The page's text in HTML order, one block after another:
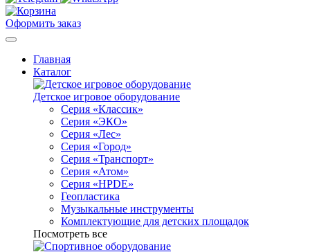
Оформить заказ
Главная
Каталог
Детское игровое оборудование
Серия «Классик»
Серия «ЭКО»
Серия «Лес»
Серия «Город»
Серия «Транспорт»
Серия «Атом»
Серия «HPDE»
Геопластика
Музыкальные инструменты
Комплектующие для детских площадок
Посмотреть все